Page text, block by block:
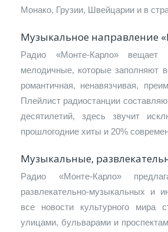
Монако, Грузии, Швейцарии и в
Музыкальное направление
Радио «Монте-Карло» вещает
мелодичные, которые заполняют
романтичная, ненавязчивая,
Плейлист радиостанции
десятилетий, здесь звучит
прошлогодние хиты и 20%
Музыкальные,
Радио «Монте-Карло»
развлекательно-музыкальных и
все новости культурного мира
улицами, бульварами и